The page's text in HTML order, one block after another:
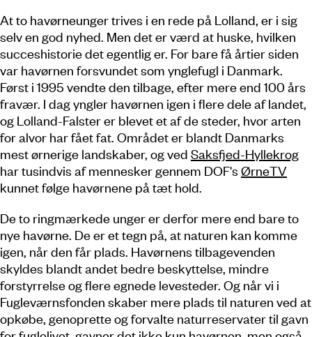
At to havørneunger trives i en rede på Lolland, er i sig
selv en god nyhed. Men det er værd at huske, hvilken
succeshistorie det egentlig er. For bare få årtier siden
var havørnen forsvundet som ynglefugl i Danmark.
Først i 1995 vendte den tilbage, efter mere end 100 års
fravær. I dag yngler havørnen igen i flere dele af landet,
og Lolland-Falster er blevet et af de steder, hvor arten
for alvor har fået fat. Området er blandt Danmarks
mest ørnerige landskaber, og ved Saksfjed-Hyllekrog
har tusindvis af mennesker gennem DOF's ØrneTV
kunnet følge havørnene på tæt hold.
De to ringmærkede unger er derfor mere end bare to
nye havørne. De er et tegn på, at naturen kan komme
igen, når den får plads. Havørnens tilbagevenden
skyldes blandt andet bedre beskyttelse, mindre
forstyrrelse og flere egnede levesteder. Og når vi i
Fugleværnsfonden skaber mere plads til naturen ved at
opkøbe, genoprette og forvalte naturreservater til gavn